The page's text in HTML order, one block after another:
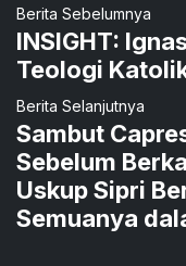
Berita Sebelumnya
INSIGHT:
Teologi
Berita Selanjutnya
Sambut
Sebelum
Uskup Sipri
Semuanya